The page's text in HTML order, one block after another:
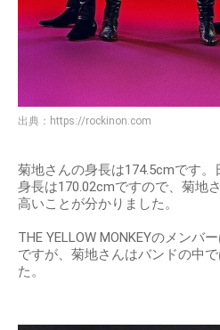
出典： https://rockinon.com
菊地さんの身長は174.5cmです
身長は170.02cmですので、菊地
高いことが分かりました。
THE YELLOW MONKEYのメンバ
ですが、菊地さんはバンドの中
た。